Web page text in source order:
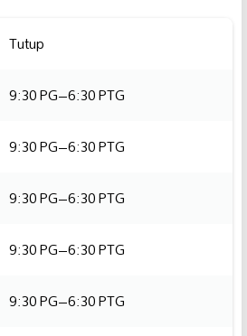
Tutup
9:30 PG–6:30 PTG
9:30 PG–6:30 PTG
9:30 PG–6:30 PTG
9:30 PG–6:30 PTG
9:30 PG–6:30 PTG